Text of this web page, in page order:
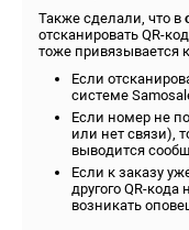
Также сделали, что в
отсканировать QR-
тоже привязывается
Если
системе
Если номер не
или нет связи),
выводится
Если к заказу
другого QR-
возникать